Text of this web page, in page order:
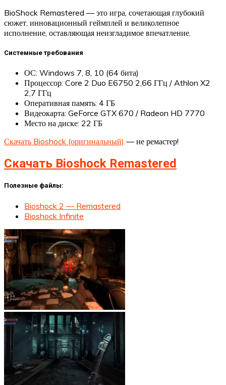
BioShock Remastered — это игра, сочетающая глубокий
сюжет, инновационный геймплей и великолепное
исполнение, оставляющая неизгладимое впечатление.
Системные требования
ОС: Windows 7, 8, 10 (64 бита)
Процессор: Core 2 Duo E6750 2,66 ГГц / Athlon X2
2,7 ГГц
Оперативная память: 4 ГБ
Видеокарта: GeForce GTX 670 / Radeon HD 7770
Место на диске: 22 ГБ
Скачать Bioshock (оригинальный) — не ремастер!
Скачать Bioshock Remastered
Полезные файлы:
Bioshock 2 — Remastered
Bioshock Infinite